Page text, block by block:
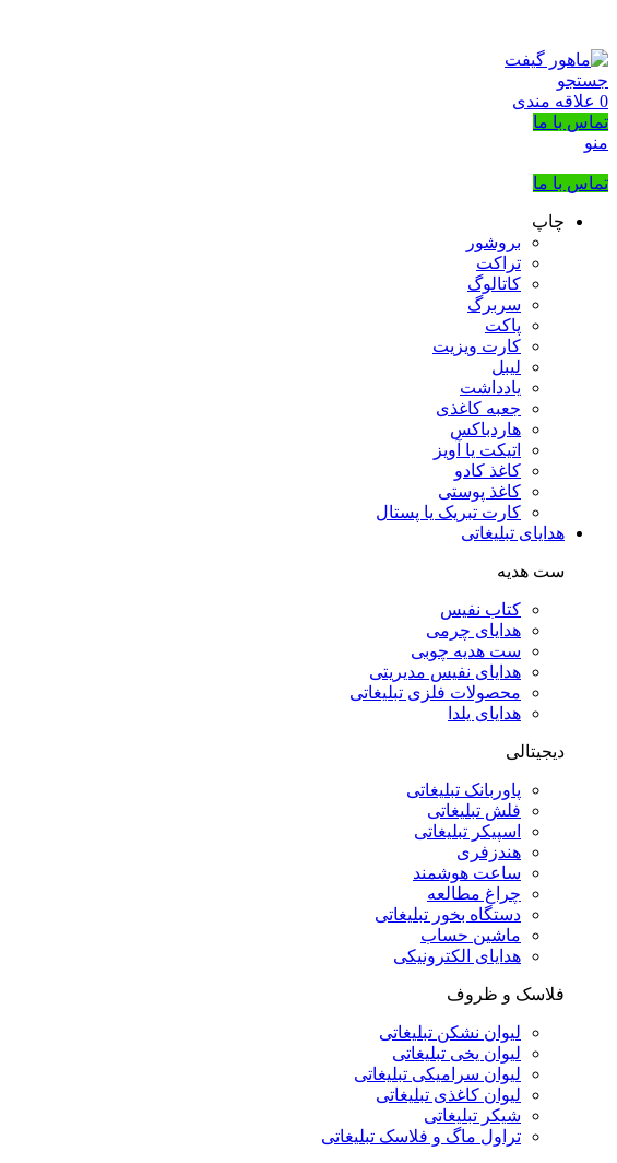
جستجو
0 علاقه مندی
تماس با ما
منو
تماس با ما
چاپ
بروشور
تراکت
کاتالوگ
سربرگ
پاکت
کارت ویزیت
لیبل
یادداشت
جعبه کاغذی
هاردباکس
اتیکت یا آویز
کاغذ کادو
کاغذ پوستی
کارت تبریک یا پستال
هدایای تبلیغاتی
ست هدیه
کتاب نفیس
هدایای چرمی
ست هدیه چوبی
هدایای نفیس مدیریتی
محصولات فلزی تبلیغاتی
هدایای یلدا
دیجیتالی
پاوربانک تبلیغاتی
فلش تبلیغاتی
اسپیکر تبلیغاتی
هندزفری
ساعت هوشمند
چراغ مطالعه
دستگاه بخور تبلیغاتی
ماشین حساب
هدایای الکترونیکی
فلاسک و ظروف
لیوان نشکن تبلیغاتی
لیوان یخی تبلیغاتی
لیوان سرامیکی تبلیغاتی
لیوان کاغذی تبلیغاتی
شیکر تبلیغاتی
تراول ماگ و فلاسک تبلیغاتی